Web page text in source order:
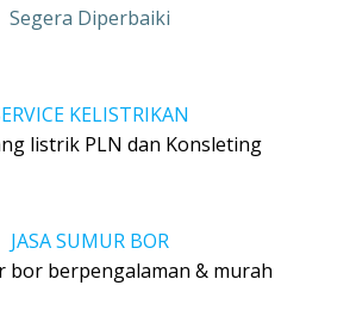
Segera Diperbaiki
KELISTRIKAN
listrik PLN dan Konsleting
JASA SUMUR BOR
bor berpengalaman & murah